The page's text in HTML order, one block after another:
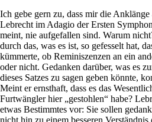
Ich gebe gern zu, dass mir die
Lebrecht im Adagio der Ersten
meint, nie aufgefallen sind. Warum
durch das, was es ist, so gefesselt hat,
kümmerte, ob Reminiszenzen an ein
oder nicht. Gedanken darüber, was es
dieses Satzes zu sagen geben könnte,
Meint er ernsthaft, dass es das
Furtwängler hier „gestohlen“ habe?
etwas Bestimmtes vor: Sie sollen